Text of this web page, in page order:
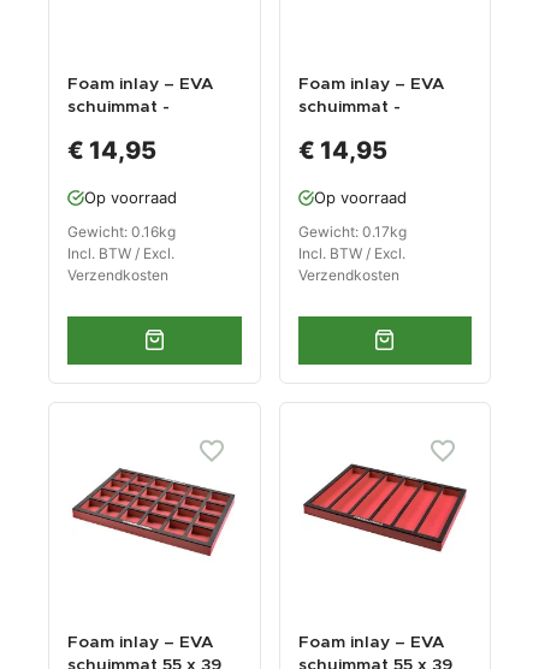
Foam inlay – EVA
schuimmat -
gereedschapswage
€ 14,95
Op voorraad
Gewicht: 0.16kg
Incl. BTW / Excl.
Verzendkosten
Foam inlay – EVA
schuimmat -
gereedschapswage
€ 14,95
Op voorraad
Gewicht: 0.17kg
Incl. BTW / Excl.
Verzendkosten
Foam inlay – EVA
Foam inlay – EVA